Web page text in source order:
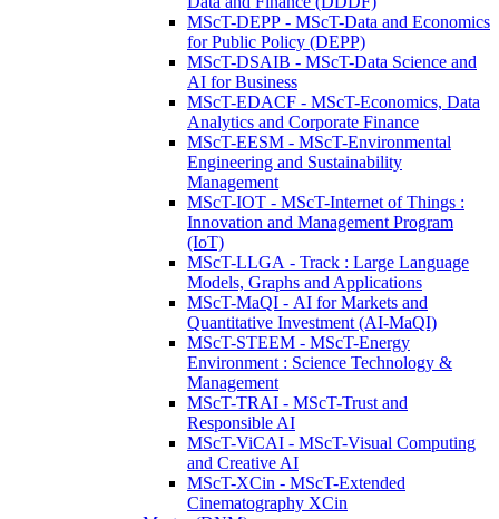
MScT-DEPP - MScT-Data and Economics
for Public Policy (DEPP)
MScT-DSAIB - MScT-Data Science and
AI for Business
MScT-EDACF - MScT-Economics, Data
Analytics and Corporate Finance
MScT-EESM - MScT-Environmental
Engineering and Sustainability
Management
MScT-IOT - MScT-Internet of Things :
Innovation and Management Program
(IoT)
MScT-LLGA - Track : Large Language
Models, Graphs and Applications
MScT-MaQI - AI for Markets and
Quantitative Investment (AI-MaQI)
MScT-STEEM - MScT-Energy
Environment : Science Technology &
Management
MScT-TRAI - MScT-Trust and
Responsible AI
MScT-ViCAI - MScT-Visual Computing
and Creative AI
MScT-XCin - MScT-Extended
Cinematography XCin